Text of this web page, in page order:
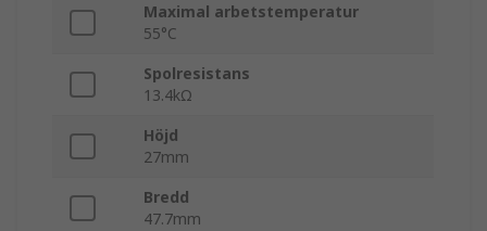
Maximal arbetstemperatur
55°C
Spolresistans
13.4kΩ
Höjd
27mm
Bredd
47.7mm